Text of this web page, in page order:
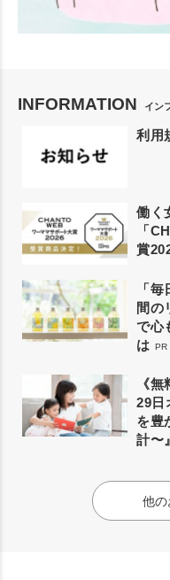
INFORMATION イン
利用
働く
「
賞
「
間の
で心
は PR
《
29日
を豊
計〜』
他の